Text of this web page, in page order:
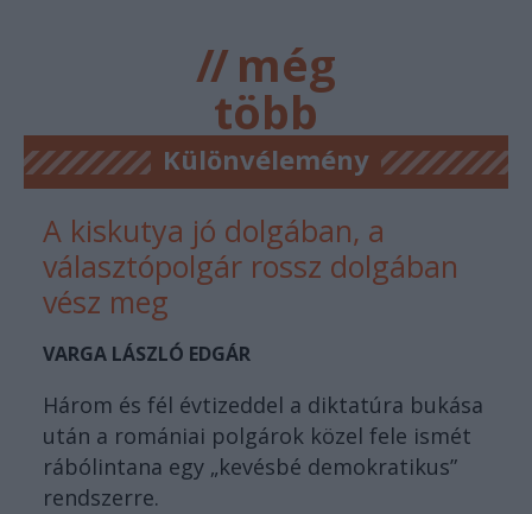
//még
több
főtér.ro
Különvélemény
A kiskutya jó dolgában, a
választópolgár rossz dolgában
vész meg
VARGA LÁSZLÓ EDGÁR
Három és fél évtizeddel a diktatúra bukása
után a romániai polgárok közel fele ismét
rábólintana egy „kevésbé demokratikus”
rendszerre.